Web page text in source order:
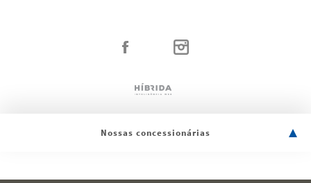
Nossas concessionárias